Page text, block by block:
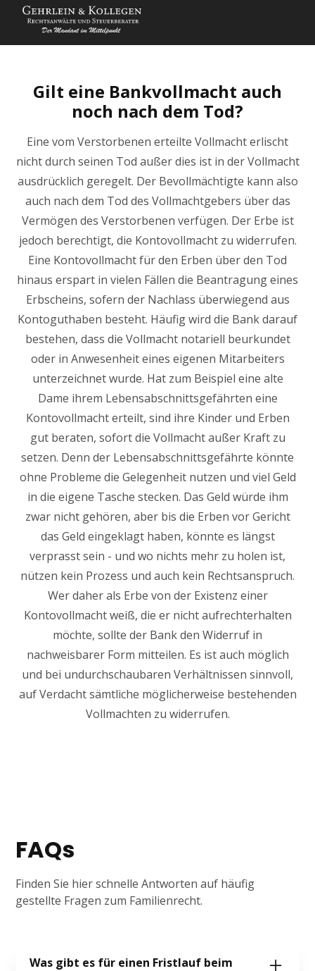
Gilt eine Bankvollmacht auch
noch nach dem Tod?
Eine vom Verstorbenen erteilte Vollmacht erlischt
nicht durch seinen Tod außer dies ist in der Vollmacht
ausdrücklich geregelt. Der Bevollmächtigte kann also
auch nach dem Tod des Vollmachtgebers über das
Vermögen des Verstorbenen verfügen. Der Erbe ist
jedoch berechtigt, die Kontovollmacht zu widerrufen.
Eine Kontovollmacht für den Erben über den Tod
hinaus erspart in vielen Fällen die Beantragung eines
Erbscheins, sofern der Nachlass überwiegend aus
Kontoguthaben besteht. Häufig wird die Bank darauf
bestehen, dass die Vollmacht notariell beurkundet
oder in Anwesenheit eines eigenen Mitarbeiters
unterzeichnet wurde. Hat zum Beispiel eine alte
Dame ihrem Lebensabschnittsgefährten eine
Kontovollmacht erteilt, sind ihre Kinder und Erben
gut beraten, sofort die Vollmacht außer Kraft zu
setzen. Denn der Lebensabschnittsgefährte könnte
ohne Probleme die Gelegenheit nutzen und viel Geld
in die eigene Tasche stecken. Das Geld würde ihm
zwar nicht gehören, aber bis die Erben vor Gericht
das Geld eingeklagt haben, könnte es längst
verprasst sein - und wo nichts mehr zu holen ist,
nützen kein Prozess und auch kein Rechtsanspruch.
Wer daher als Erbe von der Existenz einer
Kontovollmacht weiß, die er nicht aufrechterhalten
möchte, sollte der Bank den Widerruf in
nachweisbarer Form mitteilen. Es ist auch möglich
und bei undurchschaubaren Verhältnissen sinnvoll,
auf Verdacht sämtliche möglicherweise bestehenden
Vollmachten zu widerrufen.
FAQs
Finden Sie hier schnelle Antworten auf häufig
gestellte Fragen zum Familienrecht.
Was gibt es für einen Fristlauf beim